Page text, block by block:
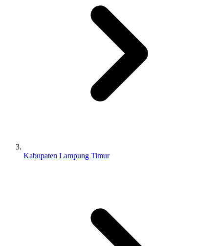
Kabupaten Lampung Timur